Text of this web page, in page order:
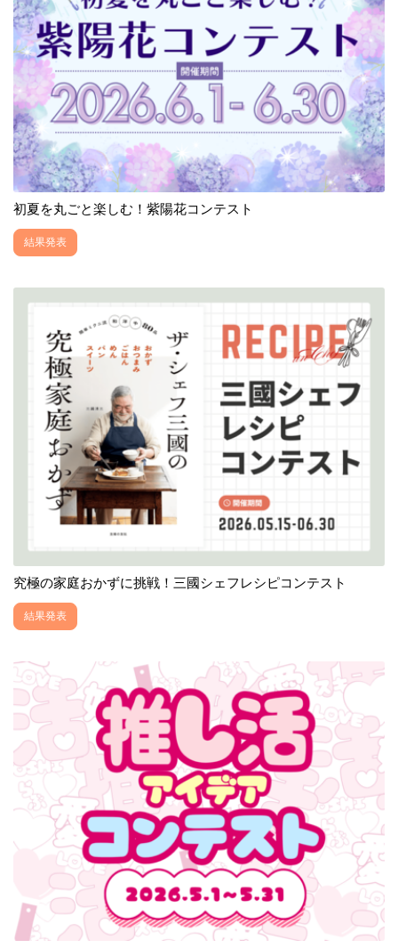
初夏を丸ごと楽しむ！紫陽花コンテスト
結果発表
究極の家庭おかずに挑戦！三國シェフレシピコンテスト
結果発表